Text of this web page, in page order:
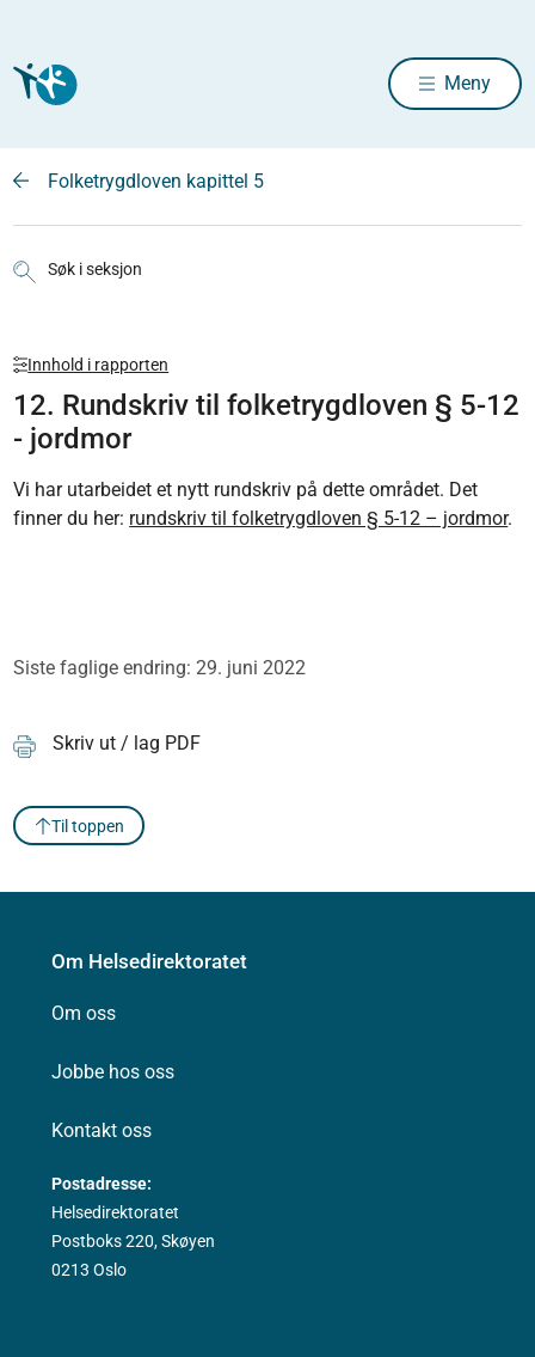
Meny
Folketrygdloven kapittel 5
Søk i seksjon
Innhold i rapporten
12. Rundskriv til folketrygdloven § 5-12
- jordmor
Vi har utarbeidet et nytt rundskriv på dette området. Det
finner du her: rundskriv til folketrygdloven § 5-12 – jordmor.
Siste faglige endring: 29. juni 2022
Skriv ut / lag PDF
Til toppen
Om Helsedirektoratet
Om oss
Jobbe hos oss
Kontakt oss
Postadresse:
Helsedirektoratet
Postboks 220, Skøyen
0213 Oslo